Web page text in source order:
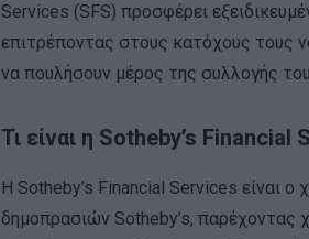
Services (SFS) προσφέρει
επιτρέποντας στους κατόχους τους
να πουλήσουν μέρος της συλλογής
Τι είναι η Sotheby’s Financial
Η Sotheby’s Financial Services είναι ο
δημοπρασιών Sotheby’s, παρέχοντας